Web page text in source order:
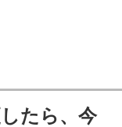
たら、今